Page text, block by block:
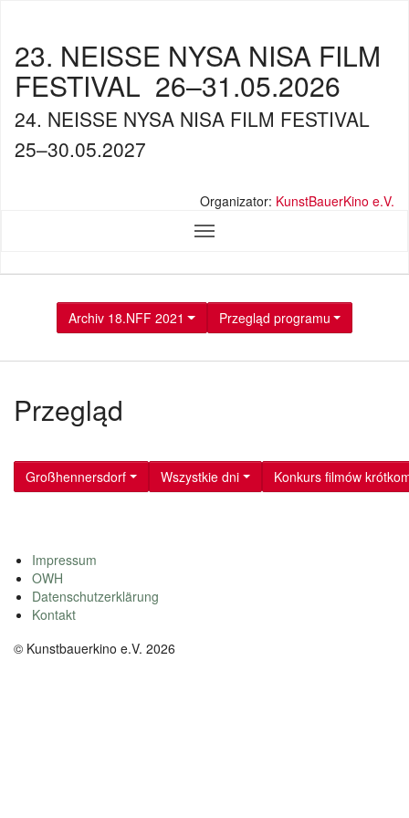
23. NEISSE NYSA NISA FILM
FESTIVAL 26–31.05.2026
24. NEISSE NYSA NISA FILM FESTIVAL
25–30.05.2027
Organizator: KunstBauerKino e.V.
Archiv 18.NFF 2021 Przegląd programu
Przegląd
Großhennersdorf Wszystkie dni Konkurs filmów
Impressum
OWH
Datenschutzerklärung
Kontakt
© Kunstbauerkino e.V. 2026